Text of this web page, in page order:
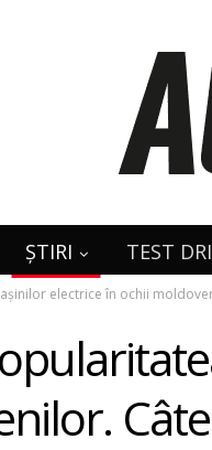
ȘTIRI TEST
electrice în ochii